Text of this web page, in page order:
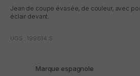
Jean de coupe évasée, de couleur, avec
éclair devant.
UGS : 199614.S
Marque espagnole